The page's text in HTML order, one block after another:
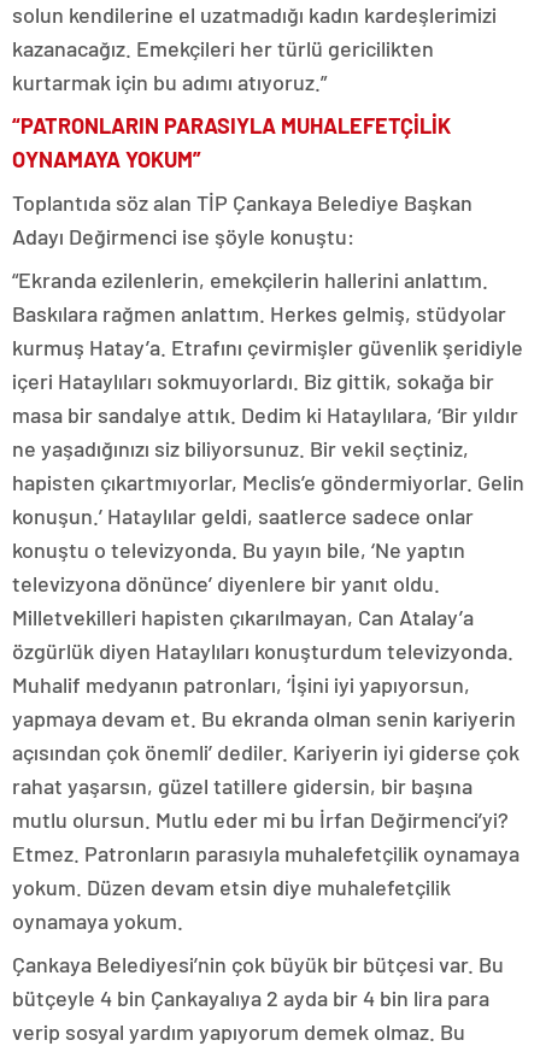
solun kendilerine el uzatmadığı kadın kardeşlerimizi
kazanacağız. Emekçileri her türlü gericilikten
kurtarmak için bu adımı atıyoruz.”
“PATRONLARIN PARASIYLA MUHALEFETÇİLİK
OYNAMAYA YOKUM”
Toplantıda söz alan TİP Çankaya Belediye Başkan
Adayı Değirmenci ise şöyle konuştu:
“Ekranda ezilenlerin, emekçilerin hallerini anlattım.
Baskılara rağmen anlattım. Herkes gelmiş, stüdyolar
kurmuş Hatay’a. Etrafını çevirmişler güvenlik şeridiyle
içeri Hataylıları sokmuyorlardı. Biz gittik, sokağa bir
masa bir sandalye attık. Dedim ki Hataylılara, ‘Bir yıldır
ne yaşadığınızı siz biliyorsunuz. Bir vekil seçtiniz,
hapisten çıkartmıyorlar, Meclis’e göndermiyorlar. Gelin
konuşun.’ Hataylılar geldi, saatlerce sadece onlar
konuştu o televizyonda. Bu yayın bile, ‘Ne yaptın
televizyona dönünce’ diyenlere bir yanıt oldu.
Milletvekilleri hapisten çıkarılmayan, Can Atalay’a
özgürlük diyen Hataylıları konuşturdum televizyonda.
Muhalif medyanın patronları, ‘İşini iyi yapıyorsun,
yapmaya devam et. Bu ekranda olman senin kariyerin
açısından çok önemli’ dediler. Kariyerin iyi giderse çok
rahat yaşarsın, güzel tatillere gidersin, bir başına
mutlu olursun. Mutlu eder mi bu İrfan Değirmenci’yi?
Etmez. Patronların parasıyla muhalefetçilik oynamaya
yokum. Düzen devam etsin diye muhalefetçilik
oynamaya yokum.
Çankaya Belediyesi’nin çok büyük bir bütçesi var. Bu
bütçeyle 4 bin Çankayalıya 2 ayda bir 4 bin lira para
verip sosyal yardım yapıyorum demek olmaz. Bu